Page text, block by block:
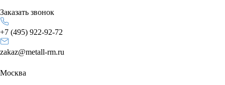
Заказать звонок
+7 (495) 922-92-72
zakaz@metall-rm.ru
Москва